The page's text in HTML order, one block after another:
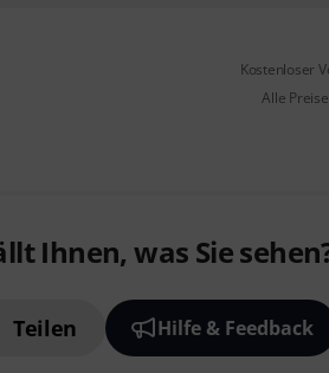
Kostenloser
Alle
Ihnen, was Sie
Teilen Hilfe & Feedback